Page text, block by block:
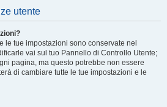
utente
le tue impostazioni sono conservate nel
vai sul tuo Pannello di Controllo Utente;
pagina, ma questo potrebbe non essere
di cambiare tutte le tue impostazioni e le